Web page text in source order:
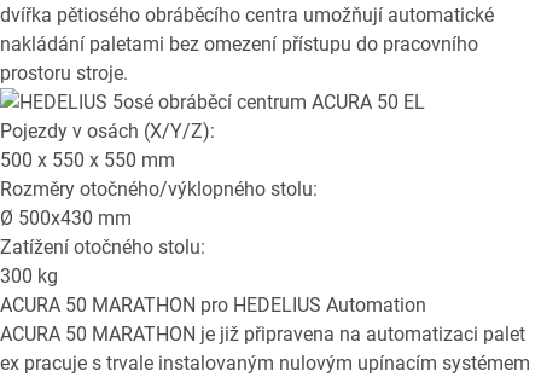
dvířka pětiosého obráběcího centra umožňují automatické
nakládání paletami bez omezení přístupu do pracovního
prostoru stroje.
Pojezdy v osách (X/Y/Z):
500 x 550 x 550 mm
Rozměry otočného/výklopného stolu:
Ø 500x430 mm
Zatížení otočného stolu:
300 kg
ACURA 50 MARATHON pro HEDELIUS Automation
ACURA 50 MARATHON je již připravena na automatizaci palet
ex pracuje s trvale instalovaným nulovým upínacím systémem